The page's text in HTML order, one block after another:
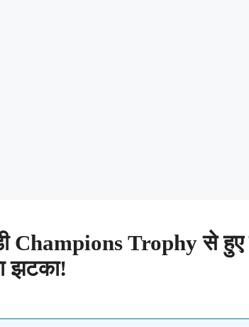
Champions Trophy से हुए
झटका!